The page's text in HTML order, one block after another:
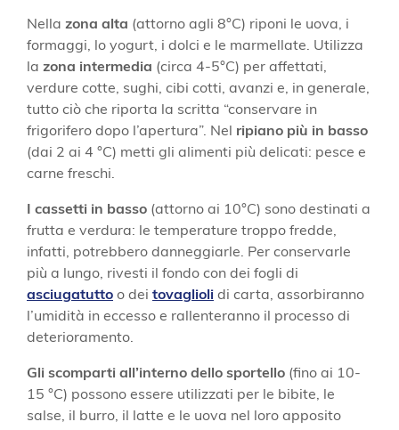
Nella zona alta (attorno agli 8°C) riponi le uova, i
formaggi, lo yogurt, i dolci e le marmellate. Utilizza
la zona intermedia (circa 4-5°C) per affettati,
verdure cotte, sughi, cibi cotti, avanzi e, in generale,
tutto ciò che riporta la scritta “conservare in
frigorifero dopo l’apertura”. Nel ripiano più in basso
(dai 2 ai 4 °C) metti gli alimenti più delicati: pesce e
carne freschi.
I cassetti in basso (attorno ai 10°C) sono destinati a
frutta e verdura: le temperature troppo fredde,
infatti, potrebbero danneggiarle. Per conservarle
più a lungo, rivesti il fondo con dei fogli di
asciugatutto o dei tovaglioli di carta, assorbiranno
l’umidità in eccesso e rallenteranno il processo di
deterioramento.
Gli scomparti all’interno dello sportello (fino ai 10-
15 °C) possono essere utilizzati per le bibite, le
salse, il burro, il latte e le uova nel loro apposito